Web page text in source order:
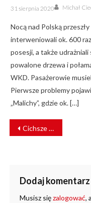
Posted
on
31 sierpnia 2020 Author
Michał
Nocą nad Polską
interweniowali ok. 600
posesji, a także
powalone drzewa i
WKD. Pasażerowie
Pierwsze problemy
„Malichy”, gdzie ok. […]
NAWIGACJA
WPISU
Cichsze przejazdy pociągów w rejonie czechowickim
Dodaj komentarz
Musisz sięzalogować,